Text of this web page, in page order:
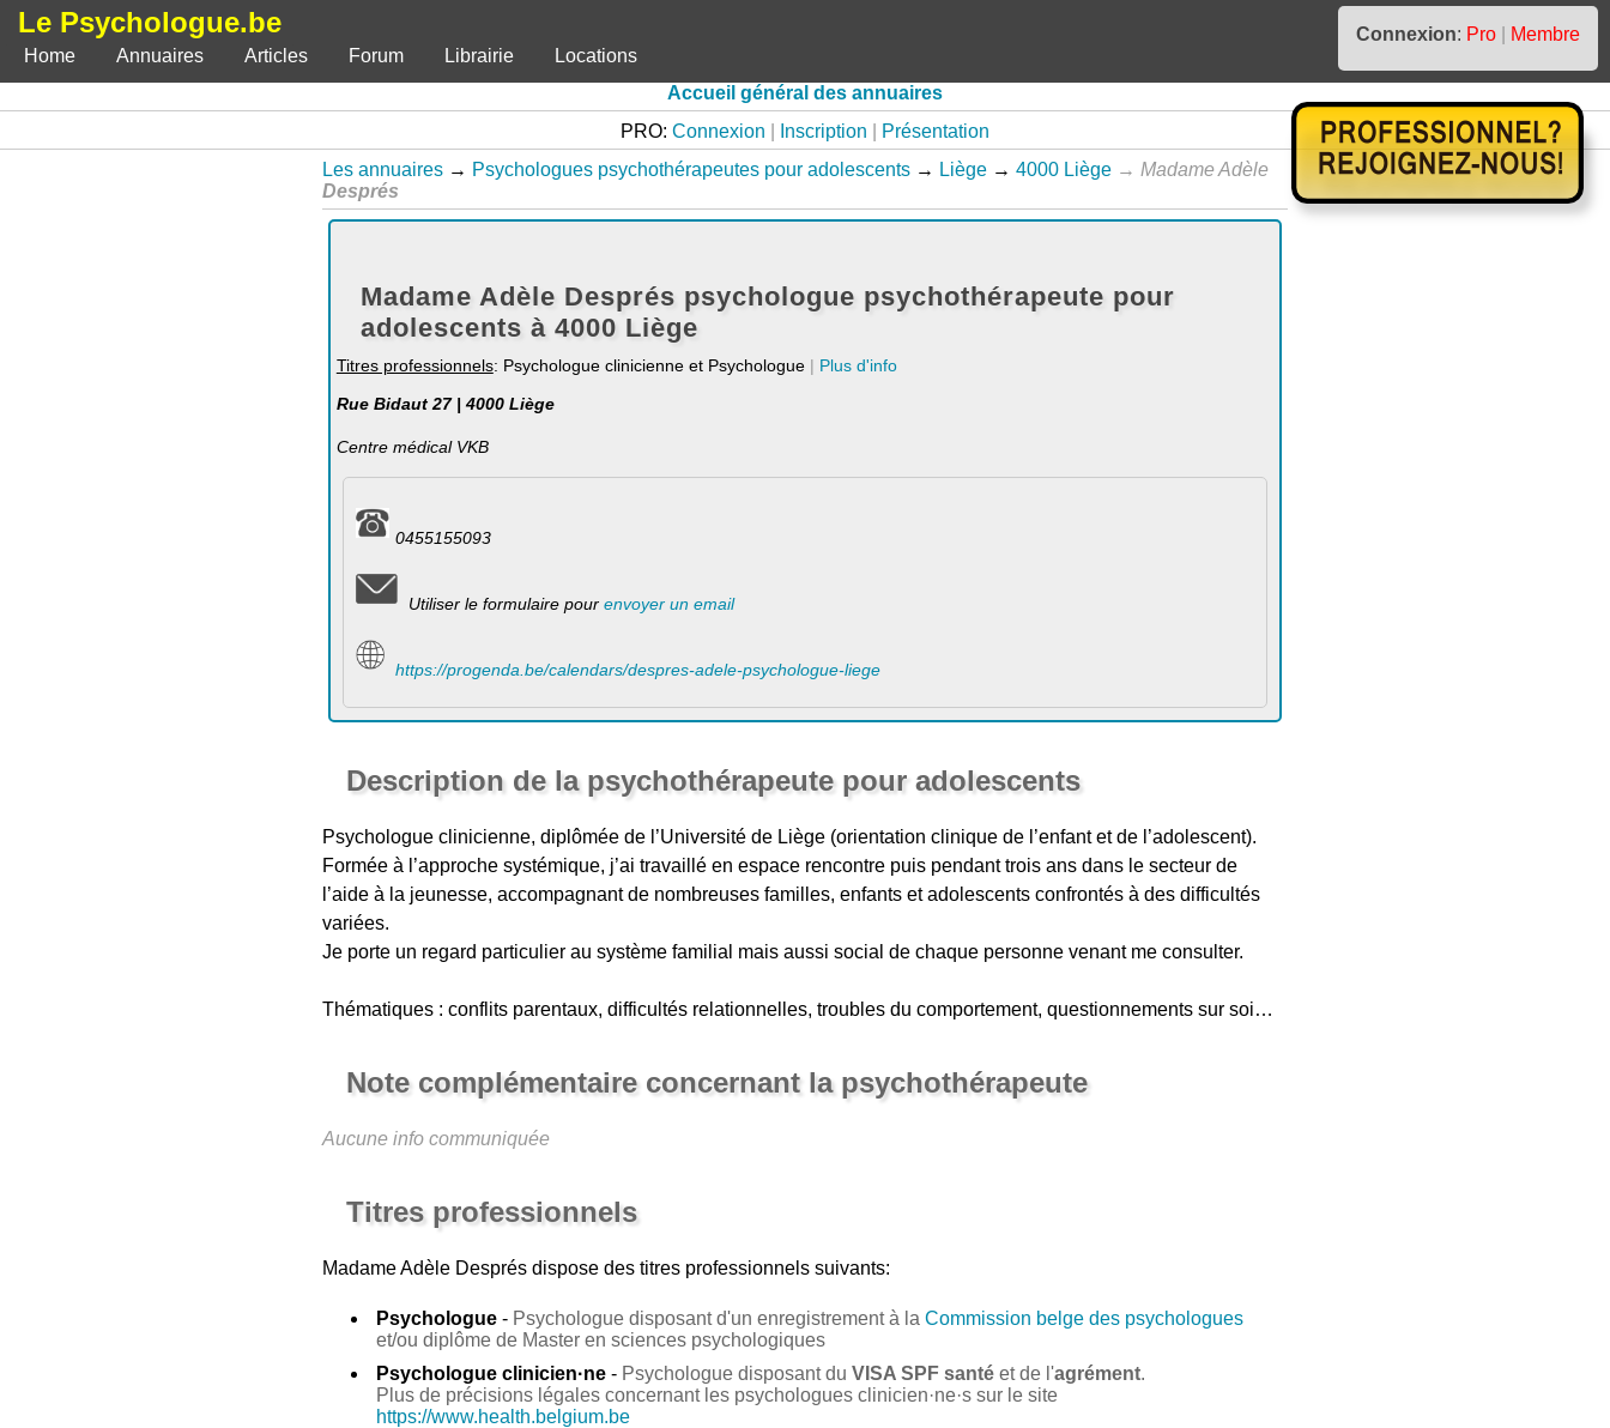
Le Psychologue.be Connexion: Pro
Membre
Home
Annuaires Articles Forum Librairie
Locations
Accueil général des annuaires
PRO: Connexion Inscription
Présentation
Les annuaires → Psychologues psychothérapeutes pour adolescents → Liège → 4000 Liège → Madame Adèle
Després
Madame Adèle Després psychologue psychothérapeute pour
adolescents à 4000 Liège
Titres professionnels: Psychologue clinicienne et Psychologue | Plus d'info
Rue Bidaut 27 | 4000 Liège
Centre médical VKB
0455155093
Utiliser le formulaire pourenvoyer un email
https://progenda.be/calendars/despres-adele-psychologue-liege
Description de la psychothérapeute pour adolescents
Psychologue clinicienne, diplômée de l’Université de Liège (orientation clinique de l’enfant et de l’adolescent).
Formée à l’approche systémique, j’ai travaillé en espace rencontre puis pendant trois ans dans le secteur de
l’aide à la jeunesse, accompagnant de nombreuses familles, enfants et adolescents confrontés à des difficultés
variées.
Je porte un regard particulier au système familial mais aussi social de chaque personne venant me consulter.
Thématiques : conflits parentaux, difficultés relationnelles, troubles du comportement, questionnements sur soi…
Note complémentaire concernant la psychothérapeute
Aucune info communiquée
Titres professionnels
Madame Adèle Desprésdispose des titres professionnels suivants:
Psychologue- Psychologue disposant d'un enregistrement à la Commission belge des psychologues
et/ou diplôme de Master en sciences psychologiques
Psychologue clinicien·ne- Psychologue disposant du VISA SPF santéet de l'agrément.
Plus de précisions légales concernant les psychologues clinicien·ne·s sur le site
https://www.health.belgium.be